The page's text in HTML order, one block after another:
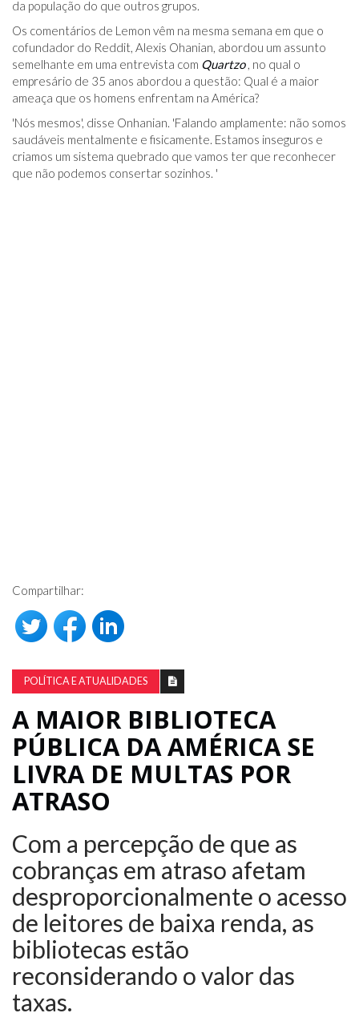
da população do que outros grupos.
Os comentários de Lemon vêm na mesma semana em que o
cofundador do Reddit, Alexis Ohanian, abordou um assunto
semelhante em uma entrevista com Quartzo , no qual o
empresário de 35 anos abordou a questão: Qual é a maior
ameaça que os homens enfrentam na América?
'Nós mesmos', disse Onhanian. 'Falando amplamente: não somos
saudáveis ​​mentalmente e fisicamente. Estamos inseguros e
criamos um sistema quebrado que vamos ter que reconhecer
que não podemos consertar sozinhos. '
Compartilhar:
POLÍTICA E ATUALIDADES
A MAIOR BIBLIOTECA
PÚBLICA DA AMÉRICA SE
LIVRA DE MULTAS POR
ATRASO
Com a percepção de que as
cobranças em atraso afetam
desproporcionalmente o acesso
de leitores de baixa renda, as
bibliotecas estão
reconsiderando o valor das
taxas.